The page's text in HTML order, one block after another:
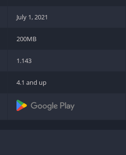
July 1, 2021
200MB
1.143
4.1 and up